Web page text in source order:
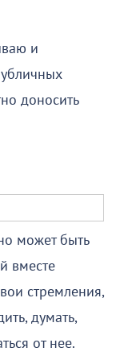
и
доносить
может быть
вместе
стремления,
думать,
от нее.